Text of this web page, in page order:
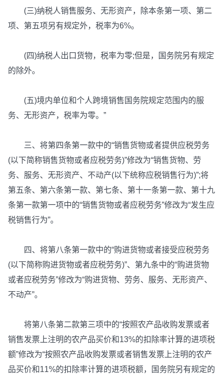
(三)纳税人销售服务、无形资产，除本条第一项、第二
项、第五项另有规定外，税率为6%。
(四)纳税人出口货物，税率为零;但是，国务院另有规定
的除外。
(五)境内单位和个人跨境销售国务院规定范围内的服
务、无形资产，税率为零。”
三、将第四条第一款中的“销售货物或者提供应税劳务
(以下简称销售货物或者应税劳务)”修改为“销售货物、劳
务、服务、无形资产、不动产(以下统称应税销售行为)”;将
第五条、第六条第一款、第七条、第十一条第一款、第十九
条第一款第一项中的“销售货物或者应税劳务”修改为“发生应
税销售行为”。
四、将第八条第一款中的“购进货物或者接受应税劳务
(以下简称购进货物或者应税劳务)”、第九条中的“购进货物
或者应税劳务”修改为“购进货物、劳务、服务、无形资产、
不动产”。
将第八条第二款第三项中的“按照农产品收购发票或者
销售发票上注明的农产品买价和13%的扣除率计算的进项税
额”修改为“按照农产品收购发票或者销售发票上注明的农产
品买价和11%的扣除率计算的进项税额，国务院另有规定的